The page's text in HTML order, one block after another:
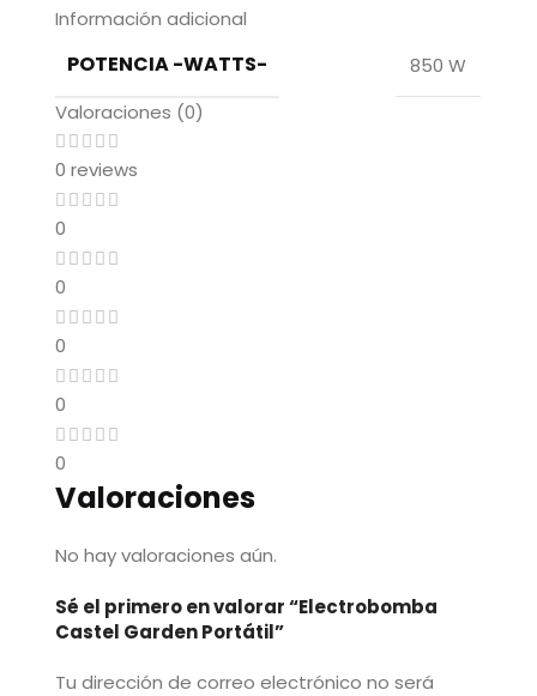
Información adicional
POTENCIA -WATTS-
850 W
Valoraciones (0)
0 reviews
0
0
0
0
0
Valoraciones
No hay valoraciones aún.
Sé el primero en valorar “Electrobomba
Castel Garden Portátil”
Tu dirección de correo electrónico no será